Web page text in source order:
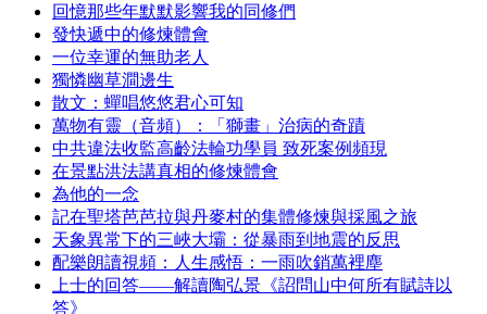
回憶那些年默默影響我的同修們
發快遞中的修煉體會
一位幸運的無助老人
獨憐幽草澗邊生
散文：蟬唱悠悠君心可知
萬物有靈（音頻）：「獅畫」治病的奇蹟
中共違法收監高齡法輪功學員 致死案例頻現
在景點洪法講真相的修煉體會
為他的一念
記在聖塔芭芭拉與丹麥村的集體修煉與採風之旅
天象異常下的三峽大壩：從暴雨到地震的反思
配樂朗讀視頻：人生感悟：一雨吹銷萬裡塵
上士的回答——解讀陶弘景《詔問山中何所有賦詩以
答》